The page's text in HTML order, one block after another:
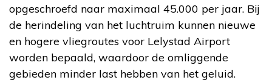
opgeschroefd naar maximaal 45.000 per jaar. Bij
de herindeling van het luchtruim kunnen nieuwe
en hogere vliegroutes voor Lelystad Airport
worden bepaald, waardoor de omliggende
gebieden minder last hebben van het geluid.